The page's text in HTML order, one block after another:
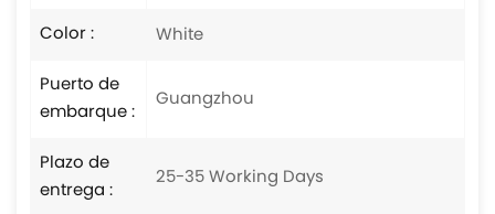
Color :
White
Puerto de
embarque :
Guangzhou
Plazo de
entrega :
25-35 Working Days